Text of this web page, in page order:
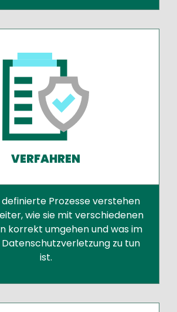
VERFAHREN
Prozesse verstehen
wie sie mit verschiedenen
korrekt umgehen und was im
Datenschutzverletzung zu tun
ist.